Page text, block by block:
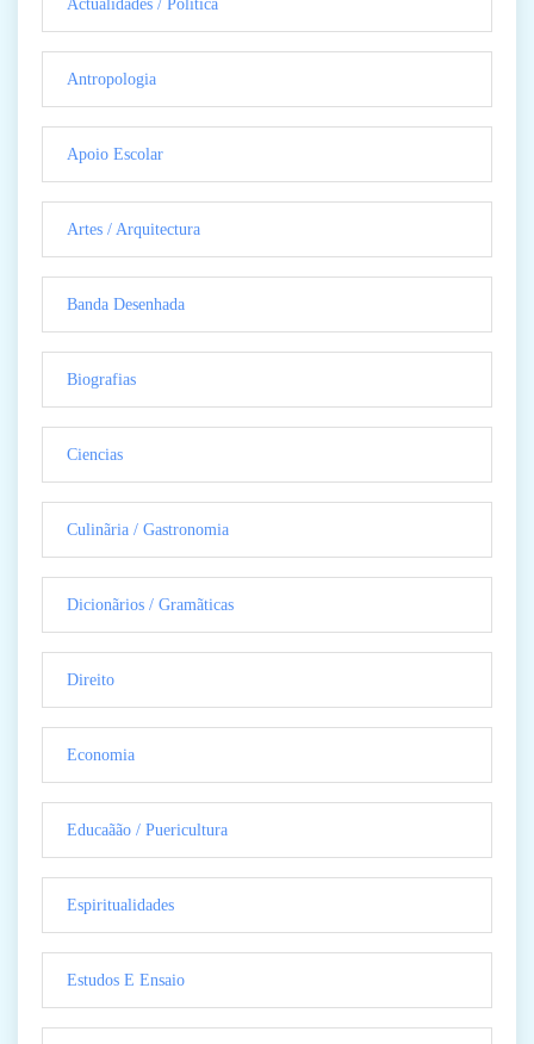
Actualidades / Politica
Antropologia
Apoio Escolar
Artes / Arquitectura
Banda Desenhada
Biografias
Ciencias
Culinãria / Gastronomia
Dicionãrios / Gramãticas
Direito
Economia
Educaãão / Puericultura
Espiritualidades
Estudos E Ensaio